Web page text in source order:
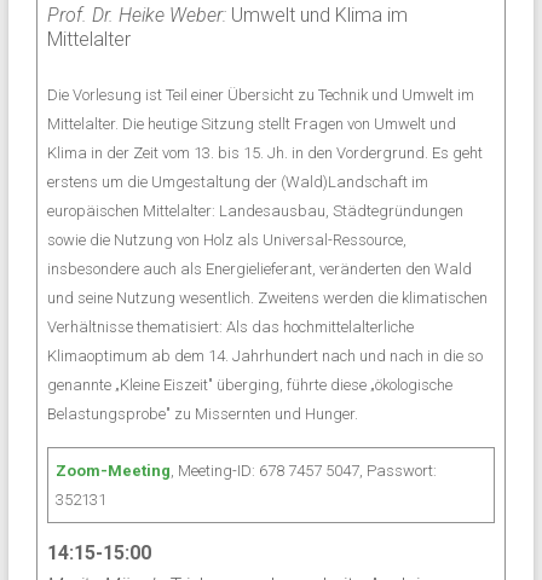
Prof. Dr. Heike Weber:Umwelt und Klima im
Mittelalter
Die Vorlesung ist Teil einer Übersicht zu Technik und Umwelt im
Mittelalter. Die heutige Sitzung stellt Fragen von Umwelt und
Klima in der Zeit vom 13. bis 15. Jh. in den Vordergrund. Es geht
erstens um die Umgestaltung der (Wald)Landschaft im
europäischen Mittelalter: Landesausbau, Städtegründungen
sowie die Nutzung von Holz als Universal-Ressource,
insbesondere auch als Energielieferant, veränderten den Wald
und seine Nutzung wesentlich. Zweitens werden die klimatischen
Verhältnisse thematisiert: Als das hochmittelalterliche
Klimaoptimum ab dem 14. Jahrhundert nach und nach in die so
genannte „Kleine Eiszeit" überging, führte diese „ökologische
Belastungsprobe" zu Missernten und Hunger.
Zoom-Meeting , Meeting-ID: 678 7457 5047, Passwort:
352131
14:15-15:00